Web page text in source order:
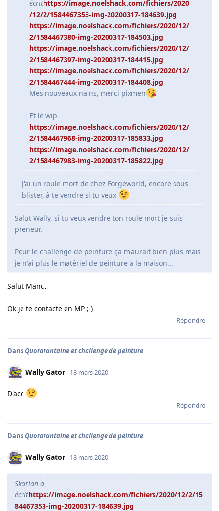
écrithttps://image.noelshack.com/fichiers/2020
/12/2/1584467353-img-20200317-184639.jpg
https://image.noelshack.com/fichiers/2020/12/
2/1584467380-img-20200317-184503.jpg
https://image.noelshack.com/fichiers/2020/12/
2/1584467397-img-20200317-184415.jpg
https://image.noelshack.com/fichiers/2020/12/
2/1584467444-img-20200317-184408.jpg
Mes nouveaux nains, merci pixmen
Et le wip
https://image.noelshack.com/fichiers/2020/12/
2/1584467968-img-20200317-185833.jpg
https://image.noelshack.com/fichiers/2020/12/
2/1584467983-img-20200317-185822.jpg
J'ai un roule mort de chez Forgeworld, encore sous
blister, à te vendre si tu veux
Salut Wally, si tu veux vendre ton roule mort je suis
preneur.
Pour le challenge de peinture ça m'aurait bien plus mais
je n'ai plus le matériel de peinture à la maison...
Salut Manu,
Ok je te contacte en MP ;-)
Répondre
DansQuororantaine et challenge de peinture
Wally Gator 18 mars 2020
D'acc
Répondre
DansQuororantaine et challenge de peinture
Wally Gator 18 mars 2020
Skarlan a
écrithttps://image.noelshack.com/fichiers/2020/12/2/15
84467353-img-20200317-184639.jpg